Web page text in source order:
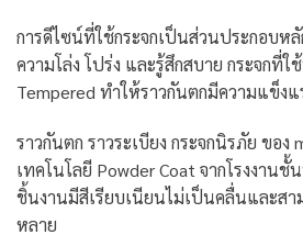
การดีไซน์ที่ใช้กระจกเป็นส่วนประกอบห
ความโล่ง โปร่ง และรู้สึกสบาย กระจกที่ใ
Tempered ทำให้ราวกันตกมีความแข็ง
ราวกันตก ราวระเบียง กระจกนิรภัย ของ
เทคโนโลยี Powder Coat จากโรงงาน
ชิ้นงานมีสีเรียบเนียนไม่เป็นคลื่นและสา
หลาย